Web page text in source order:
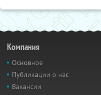
Компания
Основное
Публикации о нас
Вакансии